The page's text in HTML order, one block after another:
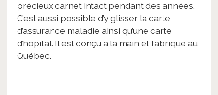
précieux carnet intact pendant des années.
C’est aussi possible d’y glisser la carte
d’assurance maladie ainsi qu’une carte
d’hôpital. Il est conçu à la main et fabriqué au
Québec.